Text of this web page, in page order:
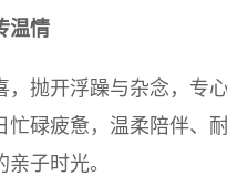
温情
，抛开浮躁与杂念，专
碌疲惫，温柔陪伴、
子时光。